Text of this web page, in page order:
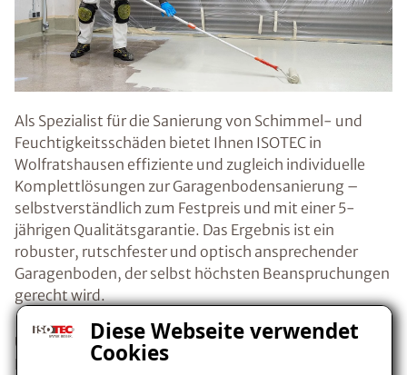
Diese Webseite verwendet
Cookies
Als Spezialist für die Sanierung von Schimmel- und
Feuchtigkeitsschäden bietet Ihnen ISOTEC in
Wolfratshausen effiziente und zugleich individuelle
Komplettlösungen zur Garagenbodensanierung –
selbstverständlich zum Festpreis und mit einer 5-
jährigen Qualitätsgarantie. Das Ergebnis ist ein
robuster, rutschfester und optisch ansprechender
Garagenboden, der selbst höchsten Beanspruchungen
gerecht wird.
Unser speziell konzipiertes dünnschichtiges
Beschichtungssystem sorgt dabei für eine optimale